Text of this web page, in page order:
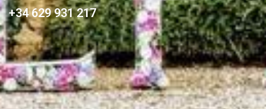
+34 629 931 217